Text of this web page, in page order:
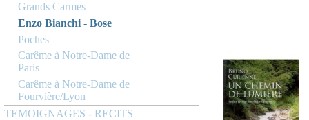
Grands Carmes
Enzo Bianchi - Bose
Poches
Carême à Notre-Dame de
Paris
Carême à Notre-Dame de
Fourvière/Lyon
TEMOIGNAGES - RECITS